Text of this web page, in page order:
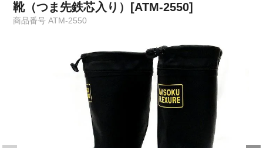
靴（つま先鉄芯入り）[ATM-2550]
商品番号 ATM-2550